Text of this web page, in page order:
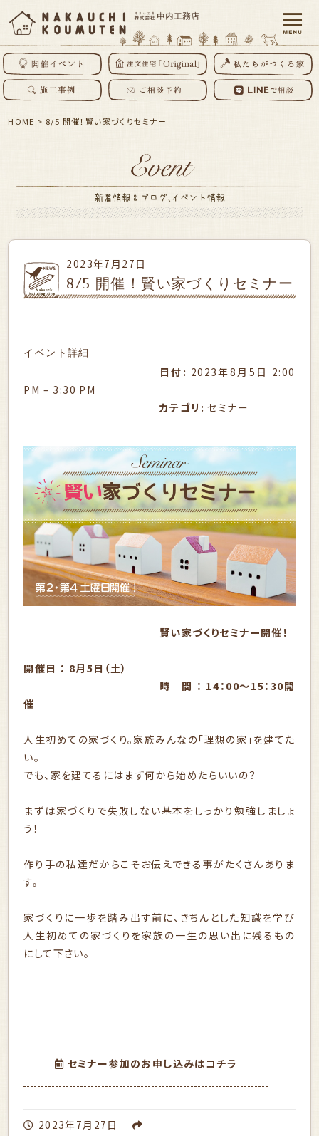
HOME > 8/5 開催！賢い家づくりセミナー
2023年7月27日
8/5 開催！賢い家づくりセミナー
イベント詳細
日付: 2023年8月5日 2:00
PM – 3:30 PM
カテゴリ: セミナー
賢い家づくりセミナー開催！
開催日 ： 8月5日（土）
時 間 ： 14：00～15：30開
催
人生初めての家づくり。家族みんなの「理想の家」を建てた
い。
でも、家を建てるにはまず何から始めたらいいの？
まずは家づくりで失敗しない基本をしっかり勉強しましょ
う！
作り手の私達だからこそお伝えできる事がたくさんありま
す。
家づくりに一歩を踏み出す前に、きちんとした知識を学び
人生初めての家づくりを家族の一生の思い出に残るもの
にして下さい。
セミナー参加のお申し込みはコチラ
2023年7月27日